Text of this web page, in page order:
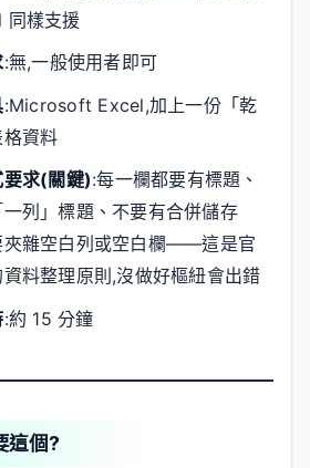
同樣支援
:無,一般使用者即可
:Microsoft Excel,加上一份「乾
資料
求(關鍵):每一欄都要有標題、
一列」標題、不要有合併儲存
夾雜空白列或空白欄——這是官
料整理原則,沒做好樞紐會出錯
:約 15 分鐘
這個?